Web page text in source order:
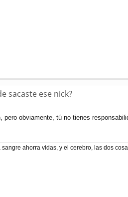
sacaste ese nick?
pero obviamente, tú no tienes
ahorra vidas, y el cerebro, las dos